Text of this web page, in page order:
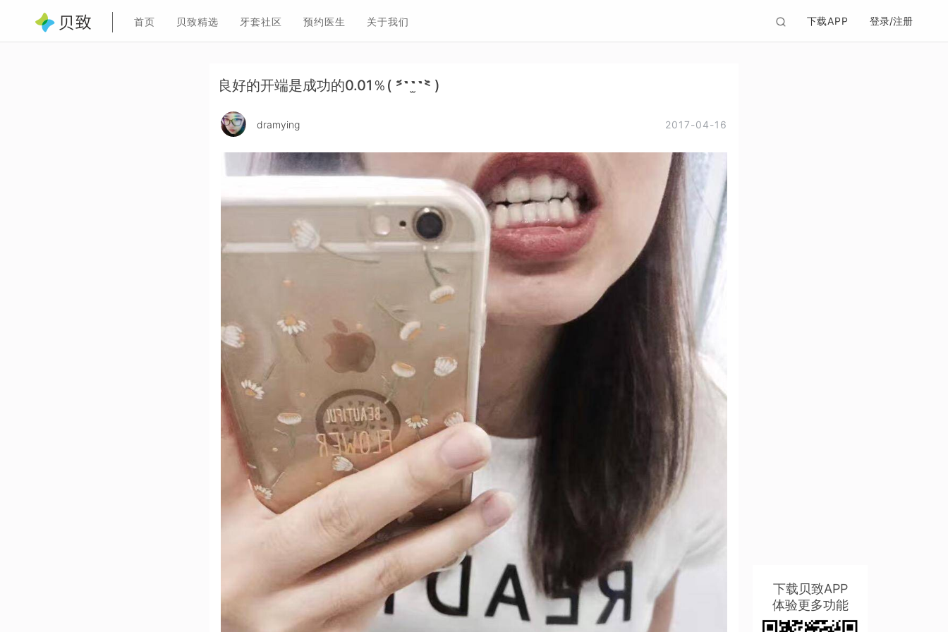
首页 贝致精选 牙套社区 预约医生 关于我们 下载APP 登录/注册
良好的开端是成功的0.01％( ˃᷄˶˶̫˶˂᷅ )
dramying 2017-04-16
下载贝致APP
体验更多功能